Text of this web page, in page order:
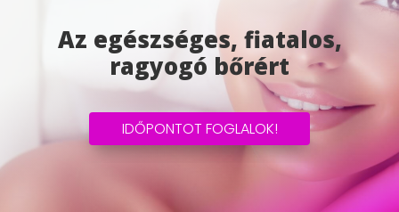
Az egészséges, fiatalos,
ragyogó bőrért
IDŐPONTOT FOGLALOK!